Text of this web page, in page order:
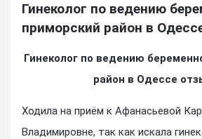
Гинеколог по ведению
приморский район в
Гинеколог по ведению
район в Одессе
Ходила на приём к Афанасьевой
Владимировне, так как искала